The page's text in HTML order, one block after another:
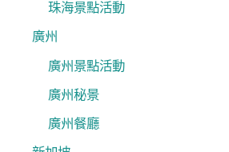
珠海景點活動
廣州
廣州景點活動
廣州秘景
廣州餐廳